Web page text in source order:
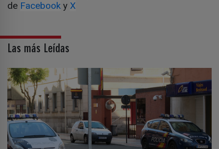
de Facebook y X
Las más Leídas